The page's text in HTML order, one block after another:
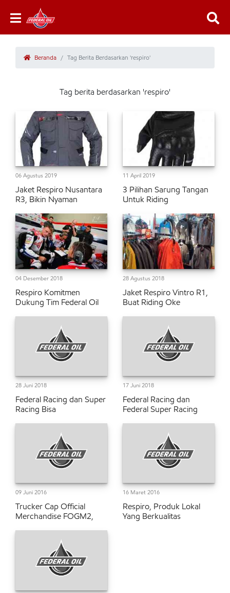
Beranda Tag Berita Berdasarkan 'respiro'
Tag berita berdasarkan 'respiro'
06 Agustus 2019
Jaket Respiro Nusantara
R3, Bikin Nyaman
11 April 2019
3 Pilihan Sarung Tangan
Untuk Riding
04 Desember 2018
Respiro Komitmen
Dukung Tim Federal Oil
28 Agustus 2018
Jaket Respiro Vintro R1,
Buat Riding Oke
28 Juni 2018
Federal Racing dan Super
Racing Bisa
17 Juni 2018
Federal Racing dan
Federal Super Racing
09 Juni 2016
Trucker Cap Official
Merchandise FOGM2,
16 Maret 2016
Respiro, Produk Lokal
Yang Berkualitas